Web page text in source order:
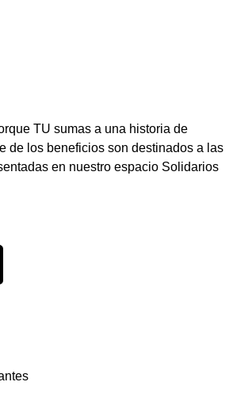
TU sumas a una historia de
de los beneficios son destinados a las
en nuestro espacio Solidarios